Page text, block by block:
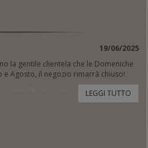
19/06/2025
la gentile clientela che le Domeniche
e Agosto, il negozio rimarrà chiuso!
LEGGI TUTTO